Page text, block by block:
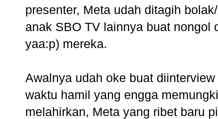
presenter, Meta udah ditagih
anak SBO TV lainnya buat
yaa:p) mereka.
Awalnya udah oke buat
waktu hamil yang engga
melahirkan, Meta yang ribet baru